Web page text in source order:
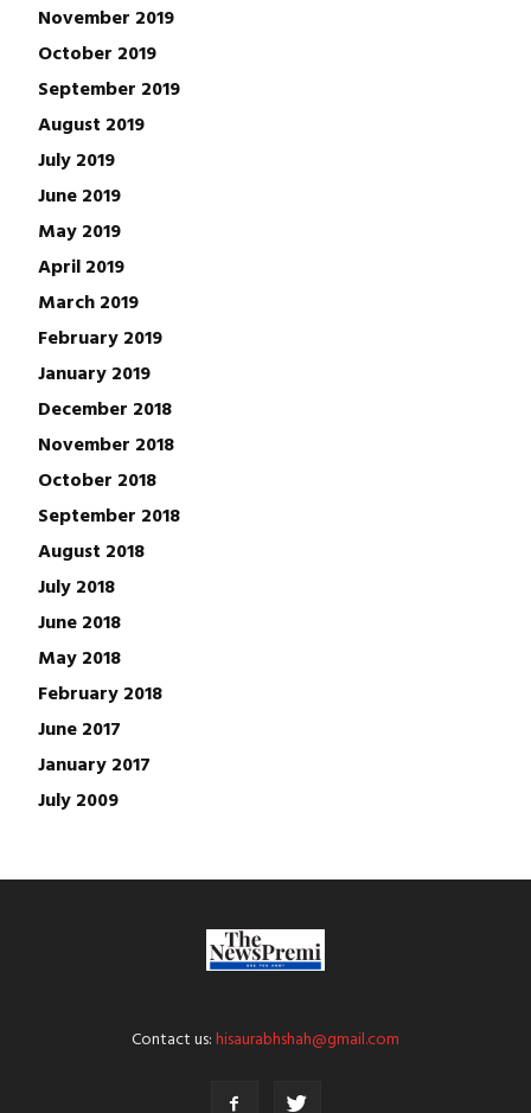
November 2019
October 2019
September 2019
August 2019
July 2019
June 2019
May 2019
April 2019
March 2019
February 2019
January 2019
December 2018
November 2018
October 2018
September 2018
August 2018
July 2018
June 2018
May 2018
February 2018
June 2017
January 2017
July 2009
Contact us:hisaurabhshah@gmail.com